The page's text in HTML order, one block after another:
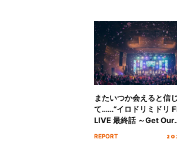
またいつか会えると信じ
て……“イロドリミドリ
LIVE 最終話 ～Get Our
REPORT